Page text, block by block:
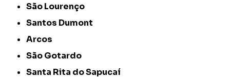
São Lourenço
Santos Dumont
Arcos
São Gotardo
Santa Rita do Sapucaí